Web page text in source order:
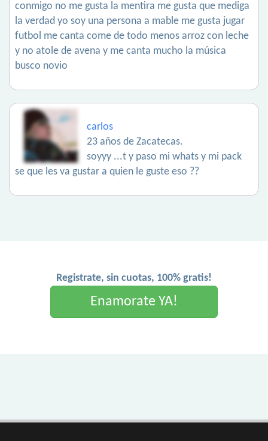
conmigo no me gusta la mentira me gusta que mediga
la verdad yo soy una persona a mable me gusta jugar
futbol me canta come de todo menos arroz con leche
y no atole de avena y me canta mucho la música
busco novio
carlos
23 años de Zacatecas.
soyyy ...t y paso mi whats y mi pack
se que les va gustar a quien le guste eso ??
Registrate, sin cuotas, 100% gratis!
Enamorate YA!